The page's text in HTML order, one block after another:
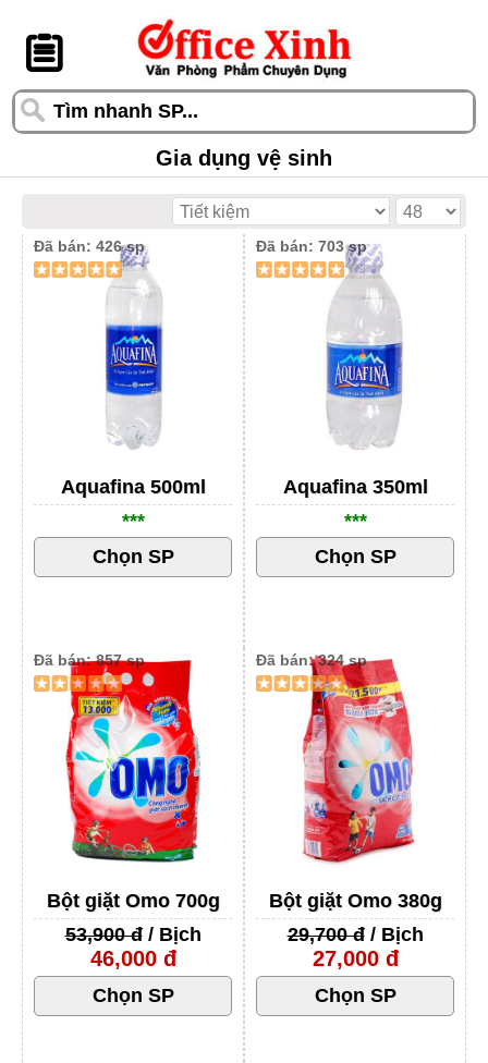
󰆎
Gia dụng vệ sinh
Aquafina 350ml
***
Đã bán: 703 sp
Aquafina 500ml
***
Đã bán: 426 sp
Bột giặt Omo 380g
29,700 đ/ Bịch
27,000 đ
Đã bán: 324 sp
Bột giặt Omo 700g
53,900 đ/ Bịch
46,000 đ
Đã bán: 857 sp